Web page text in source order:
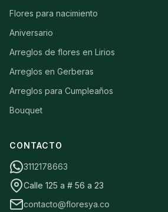
Flores para nacimiento
Aniversario
Arreglos de flores en Lirios
Arreglos en Gerberas
Arreglos para Cumpleaños
Bouquet
CONTACTO
3112178663
Calle 125 a # 56 a 23
contacto@floresya.co